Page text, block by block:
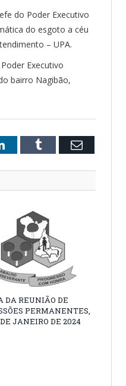
do Poder Executivo
do esgoto a céu
– UPA.
Executivo
bairro Nagibão,
LinkedInTumblr Email
DA REUNIÃO DE
PERMANENTES,
JANEIRO DE 2024